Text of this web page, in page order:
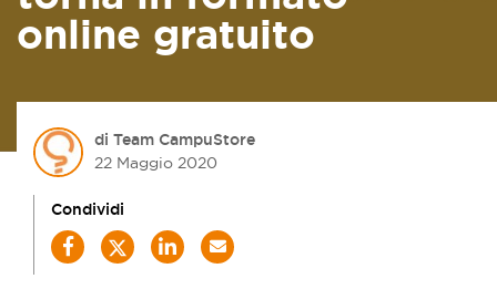
online gratuito
di Team CampuStore
22 Maggio 2020
Condividi